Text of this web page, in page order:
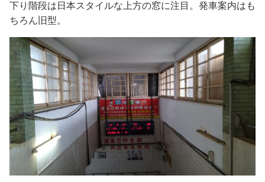
下り階段は日本スタイルな上方の窓に注目。発車案内はも
ちろん旧型。